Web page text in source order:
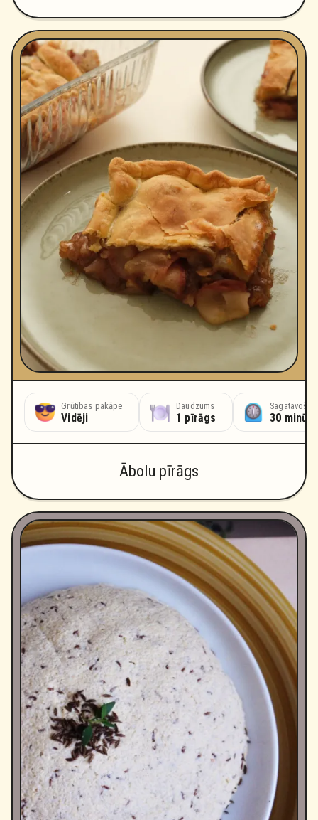
Grūtības pakāpe
Vidēji
Daudzums
1 pīrāgs 30
Ābolu pīrāgs